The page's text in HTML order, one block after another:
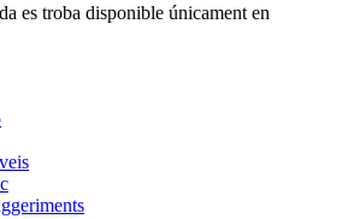
es troba disponible únicament en